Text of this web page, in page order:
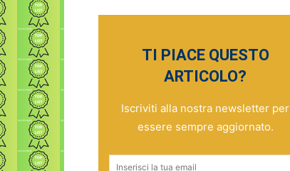
TI PIACE QUESTO
ARTICOLO?
Iscriviti alla nostra newsletter per
essere sempre aggiornato.